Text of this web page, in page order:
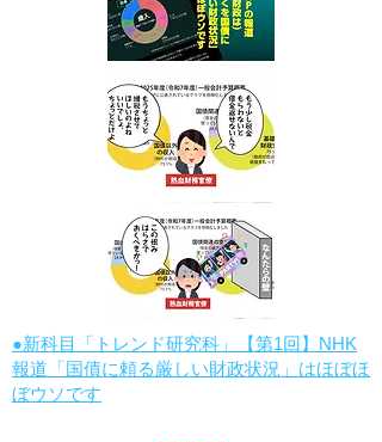
●新科目「トレンド研究科」【第1回】NHK
報道「国債に頼る厳しい財政状況」はほぼほ
ぼウソです